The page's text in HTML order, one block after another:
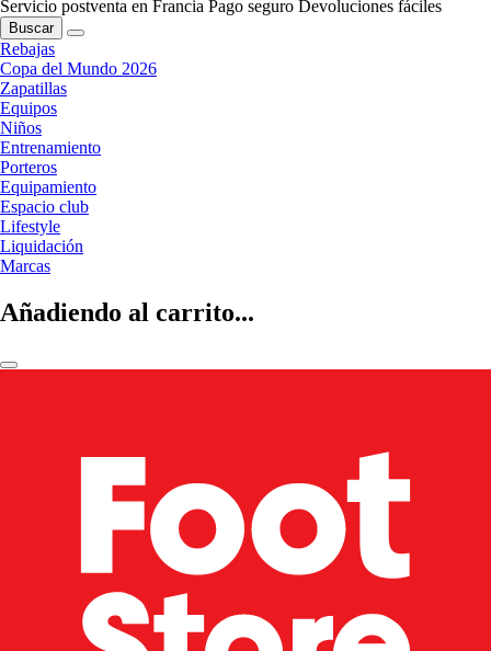
Servicio postventa en Francia Pago seguro Devoluciones fáciles
Buscar
Rebajas
Copa del Mundo 2026
Zapatillas
Equipos
Niños
Entrenamiento
Porteros
Equipamiento
Espacio club
Lifestyle
Liquidación
Marcas
Añadiendo al carrito...